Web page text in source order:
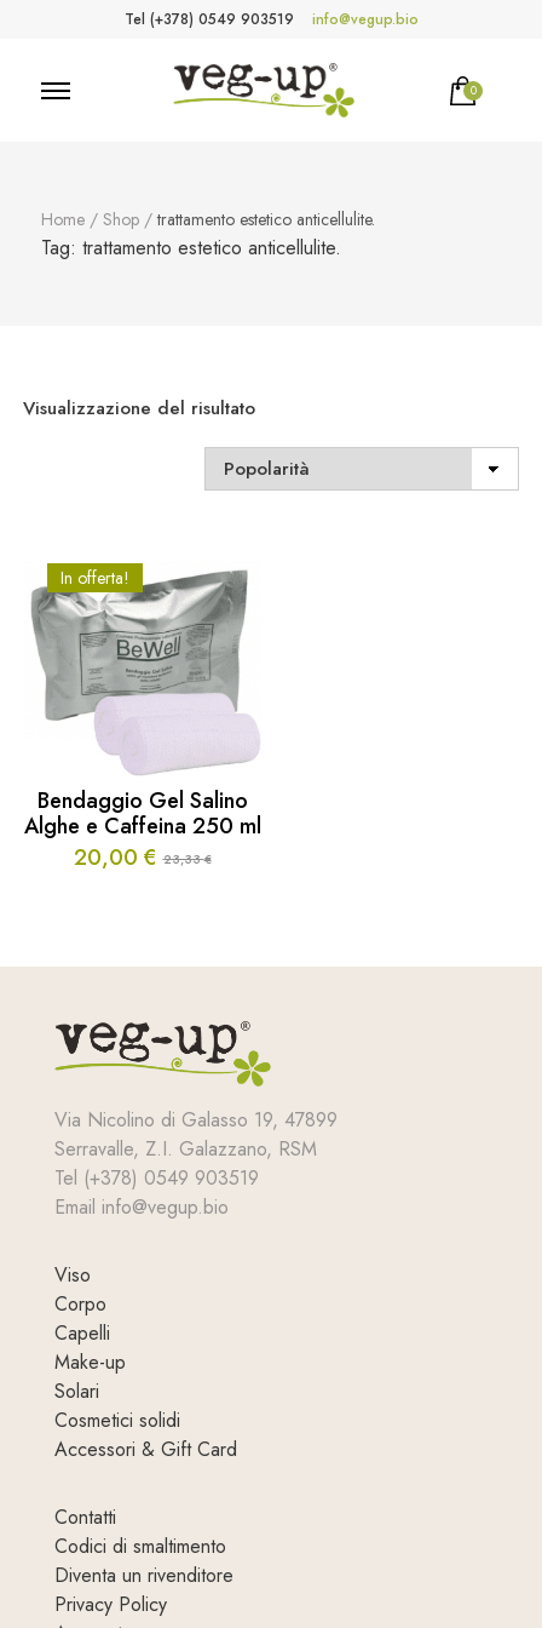
Tel (+378) 0549 903519 info@vegup.bio
0
Home / Shop /trattamento estetico anticellulite.
Tag: trattamento estetico anticellulite.
Visualizzazione del risultato
In offerta!
Bendaggio Gel Salino
Alghe e Caffeina 250 ml
23,33€
Il
20,00 €
Il
Via Nicolino di Galasso 19, 47899
Serravalle, Z.I. Galazzano, RSM
Tel (+378) 0549 903519
Email info@vegup.bio
Viso
Corpo
Capelli
Make-up
Solari
Cosmetici solidi
Accessori & Gift Card
Contatti
Codici di smaltimento
Diventa un rivenditore
Privacy Policy